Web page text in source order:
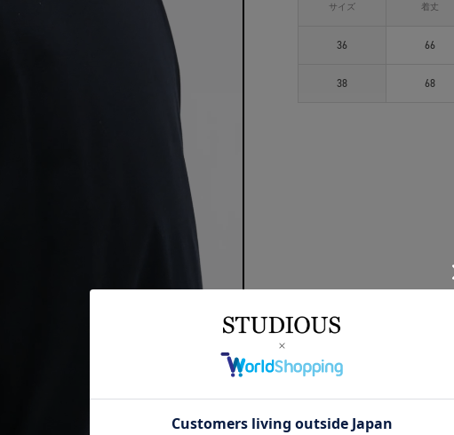
サイズ 着丈
36 66
38 68